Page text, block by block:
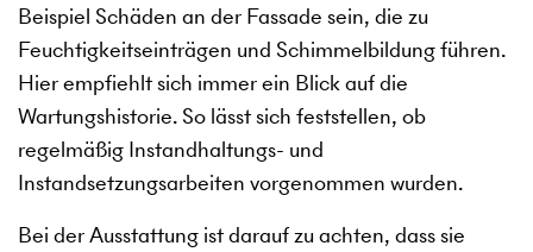
Beispiel Schäden an der Fassade sein, die zu
Feuchtigkeitseinträgen und Schimmelbildung führen.
Hier empfiehlt sich immer ein Blick auf die
Wartungshistorie. So lässt sich feststellen, ob
regelmäßig Instandhaltungs- und
Instandsetzungsarbeiten vorgenommen wurden.
Bei der Ausstattung ist darauf zu achten, dass sie